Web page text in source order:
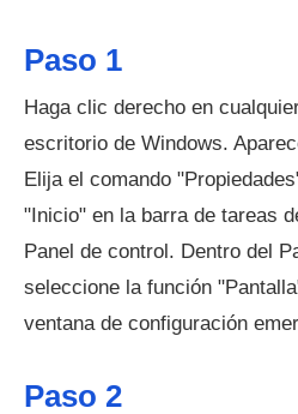
Paso 1
Haga clic derecho en
escritorio de Windows.
Elija el comando
"Inicio" en la barra de tareas
Panel de control. Dentro del
seleccione la función
ventana de configuración
Paso 2